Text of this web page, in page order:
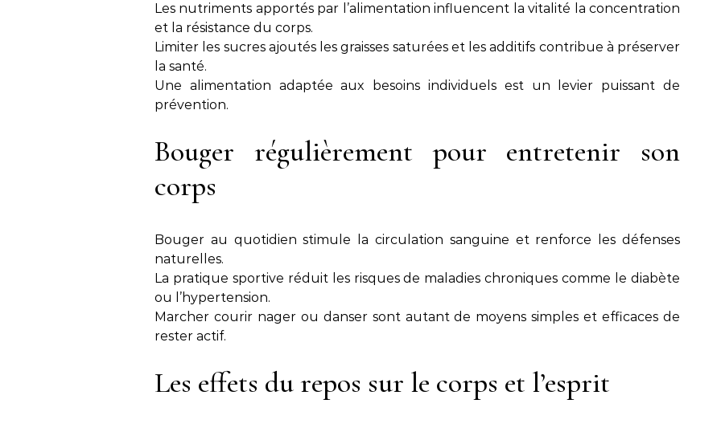
Les nutriments apportés par l’alimentation influencent la vitalité la concentration
et la résistance du corps.
Limiter les sucres ajoutés les graisses saturées et les additifs contribue à préserver
la santé.
Une alimentation adaptée aux besoins individuels est un levier puissant de
prévention.
Bouger régulièrement pour entretenir son
corps
Bouger au quotidien stimule la circulation sanguine et renforce les défenses
naturelles.
La pratique sportive réduit les risques de maladies chroniques comme le diabète
ou l’hypertension.
Marcher courir nager ou danser sont autant de moyens simples et efficaces de
rester actif.
Les effets du repos sur le corps et l’esprit